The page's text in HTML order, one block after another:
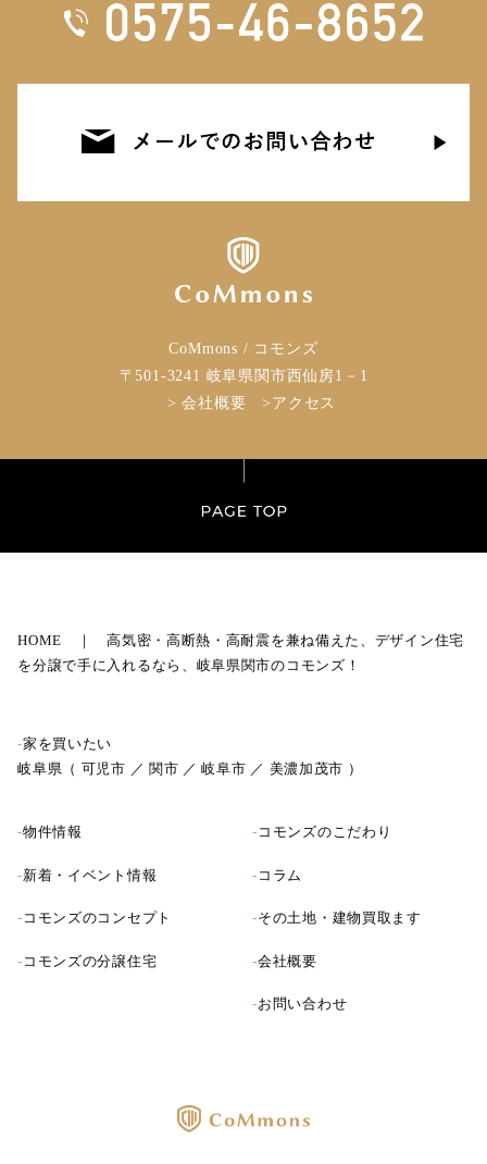
CoMmons / コモンズ
〒501-3241 岐阜県関市西仙房1－1
>会社概要 > アクセス
HOME ｜高気密・高断熱・高耐震を兼ね備えた、デザイン住宅
を分譲で手に入れるなら、岐阜県関市のコモンズ！
-家を買いたい
岐阜県（ 可児市 ／ 関市 ／岐阜市 ／ 美濃加茂市 ）
-物件情報
-新着・イベント情報
- コモンズのコンセプト
- コモンズの分譲住宅
- コモンズのこだわり
- コラム
-その土地・建物買取ます
-会社概要
-お問い合わせ